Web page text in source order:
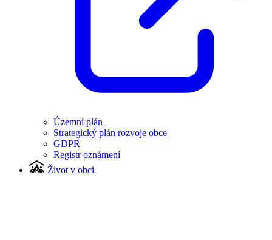
Územní plán
Strategický plán rozvoje obce
GDPR
Registr oznámení
Život v obci